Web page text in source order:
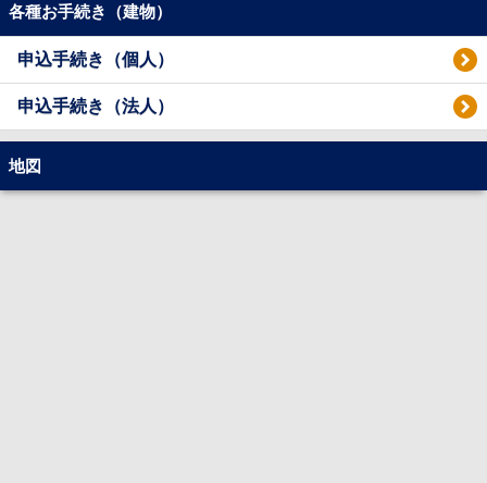
各種お手続き（建物）
申込手続き（個人）
申込手続き（法人）
地図